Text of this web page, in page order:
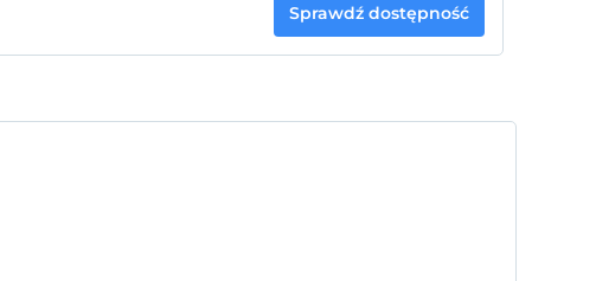
Sprawdź dostępność